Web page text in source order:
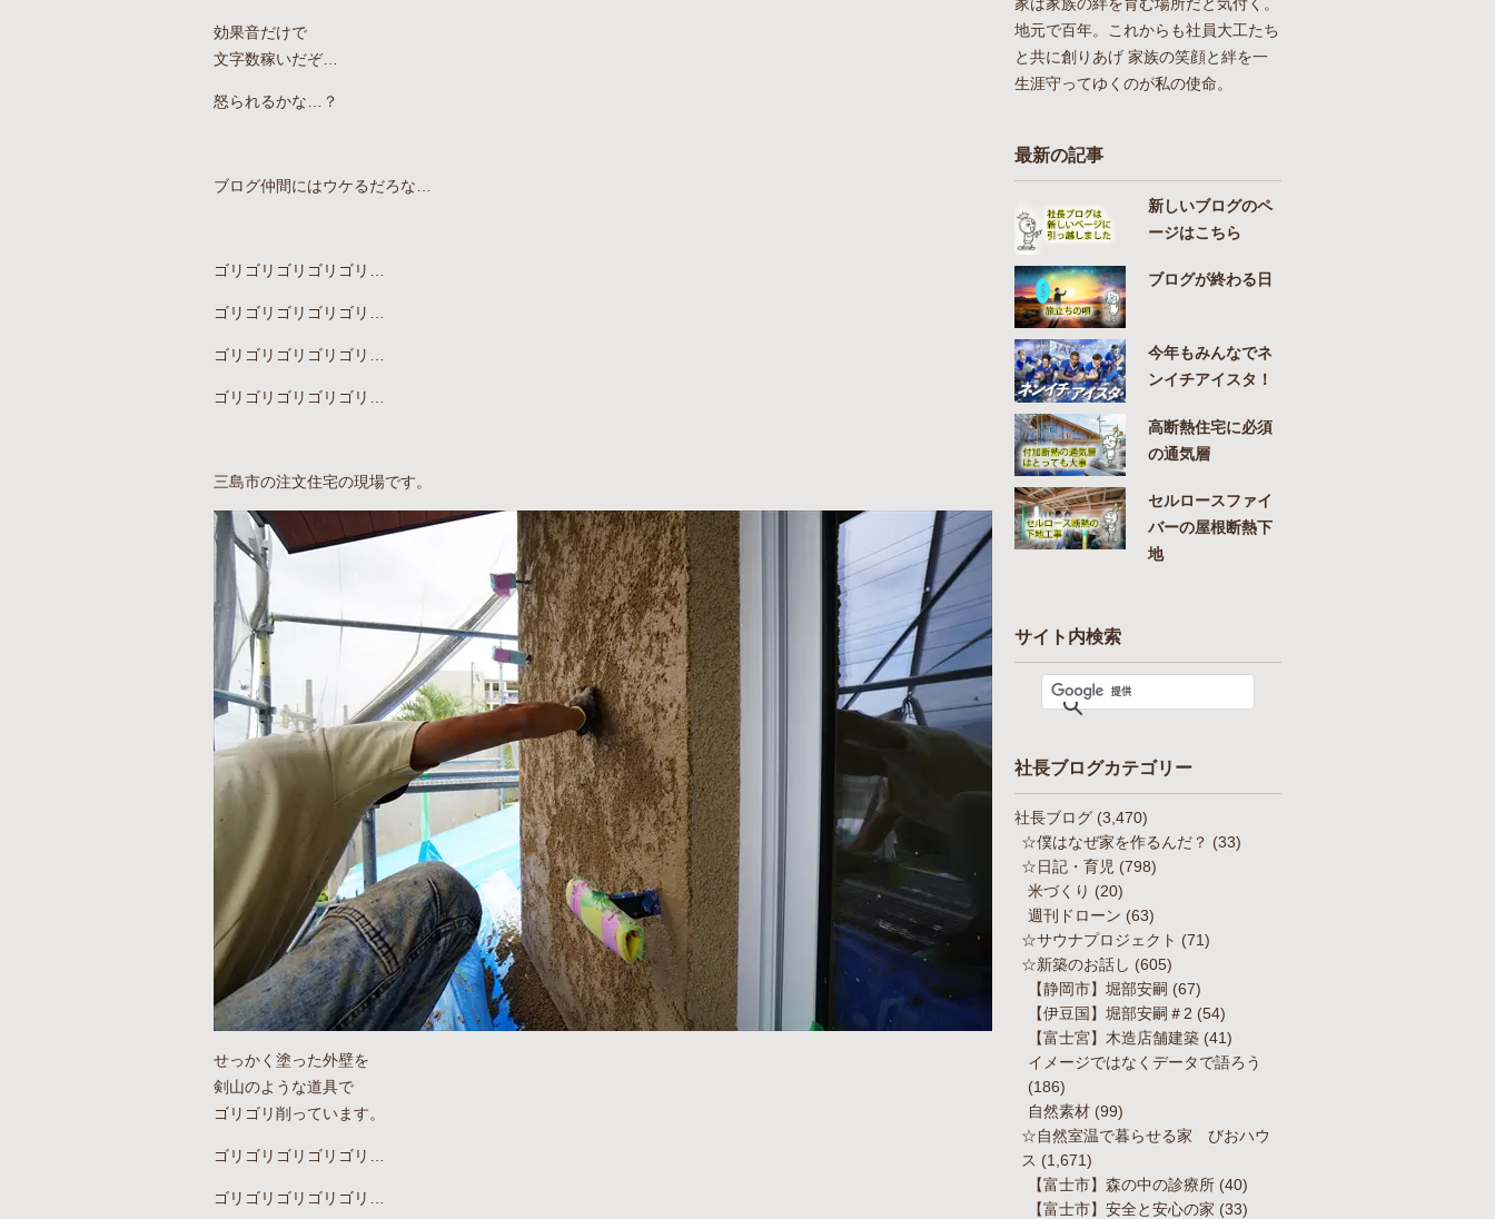
効果音だけで
文字数稼いだぞ…
怒られるかな…？
ブログ仲間にはウケるだろな…
ゴリゴリゴリゴリゴリ…
ゴリゴリゴリゴリゴリ…
ゴリゴリゴリゴリゴリ…
ゴリゴリゴリゴリゴリ…
三島市の注文住宅の現場です。
せっかく塗った外壁を
剣山のような道具で
ゴリゴリ削っています。
ゴリゴリゴリゴリゴリ…
ゴリゴリゴリゴリゴリ…
地元で百年。これからも社員大工たち
と共に創りあげ 家族の笑顔と絆を一
生涯守ってゆくのが私の使命。
最新の記事
新しいブログのペ
ージはこちら
ブログが終わる日
今年もみんなでネ
ンイチアイスタ！
高断熱住宅に必須
の通気層
セルロースファイ
バーの屋根断熱下
地
サイト内検索
社長ブログカテゴリー
社長ブログ (3,470)
☆僕はなぜ家を作るんだ？ (33)
☆日記・育児 (798)
米づくり (20)
週刊ドローン (63)
☆サウナプロジェクト (71)
☆新築のお話し (605)
【静岡市】堀部安嗣 (67)
【伊豆国】堀部安嗣＃2 (54)
【富士宮】木造店舗建築 (41)
イメージではなくデータで語ろう
(186)
自然素材 (99)
☆自然室温で暮らせる家 びおハウ
ス (1,671)
【富士市】森の中の診療所 (40)
【富士市】安全と安心の家 (33)